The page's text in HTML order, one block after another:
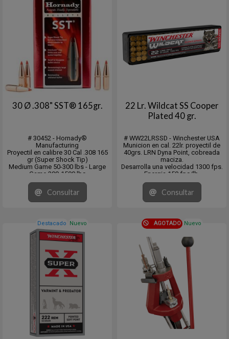
30 Ø .308" SST® 165gr.
# 30452 - Hornady®
Manufacturing
Proyectil en calibre 30 Cal .308 165
gr (Super Shock Tip)
Medium Game 50-300 lbs - Large
Game 300-1500 lbs
CB: .447 (G1) / DS: .248
En cajita de 100 unidades.
Consultar
22 Lr. Wildcat SS Cooper
Plated 40 gr.
# WW22LRSSD - Winchester USA
Municion en cal. 22lr. proyectil de
40grs. LRN Dyna Point, cobreada
maciza.
Desarrolla una velocidad 1300 fps.
Energia 150 fps/lb.
Excelente para caza y plinking,
muy certera.
Presentación caja plástica con 100
unidades.
o múltiplo...
Consultar
Destacado Nuevo AGOTADO Nuevo